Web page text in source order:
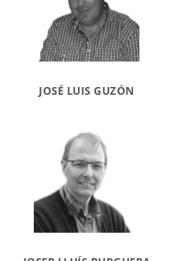
JOSÉ LUIS GUZÓN